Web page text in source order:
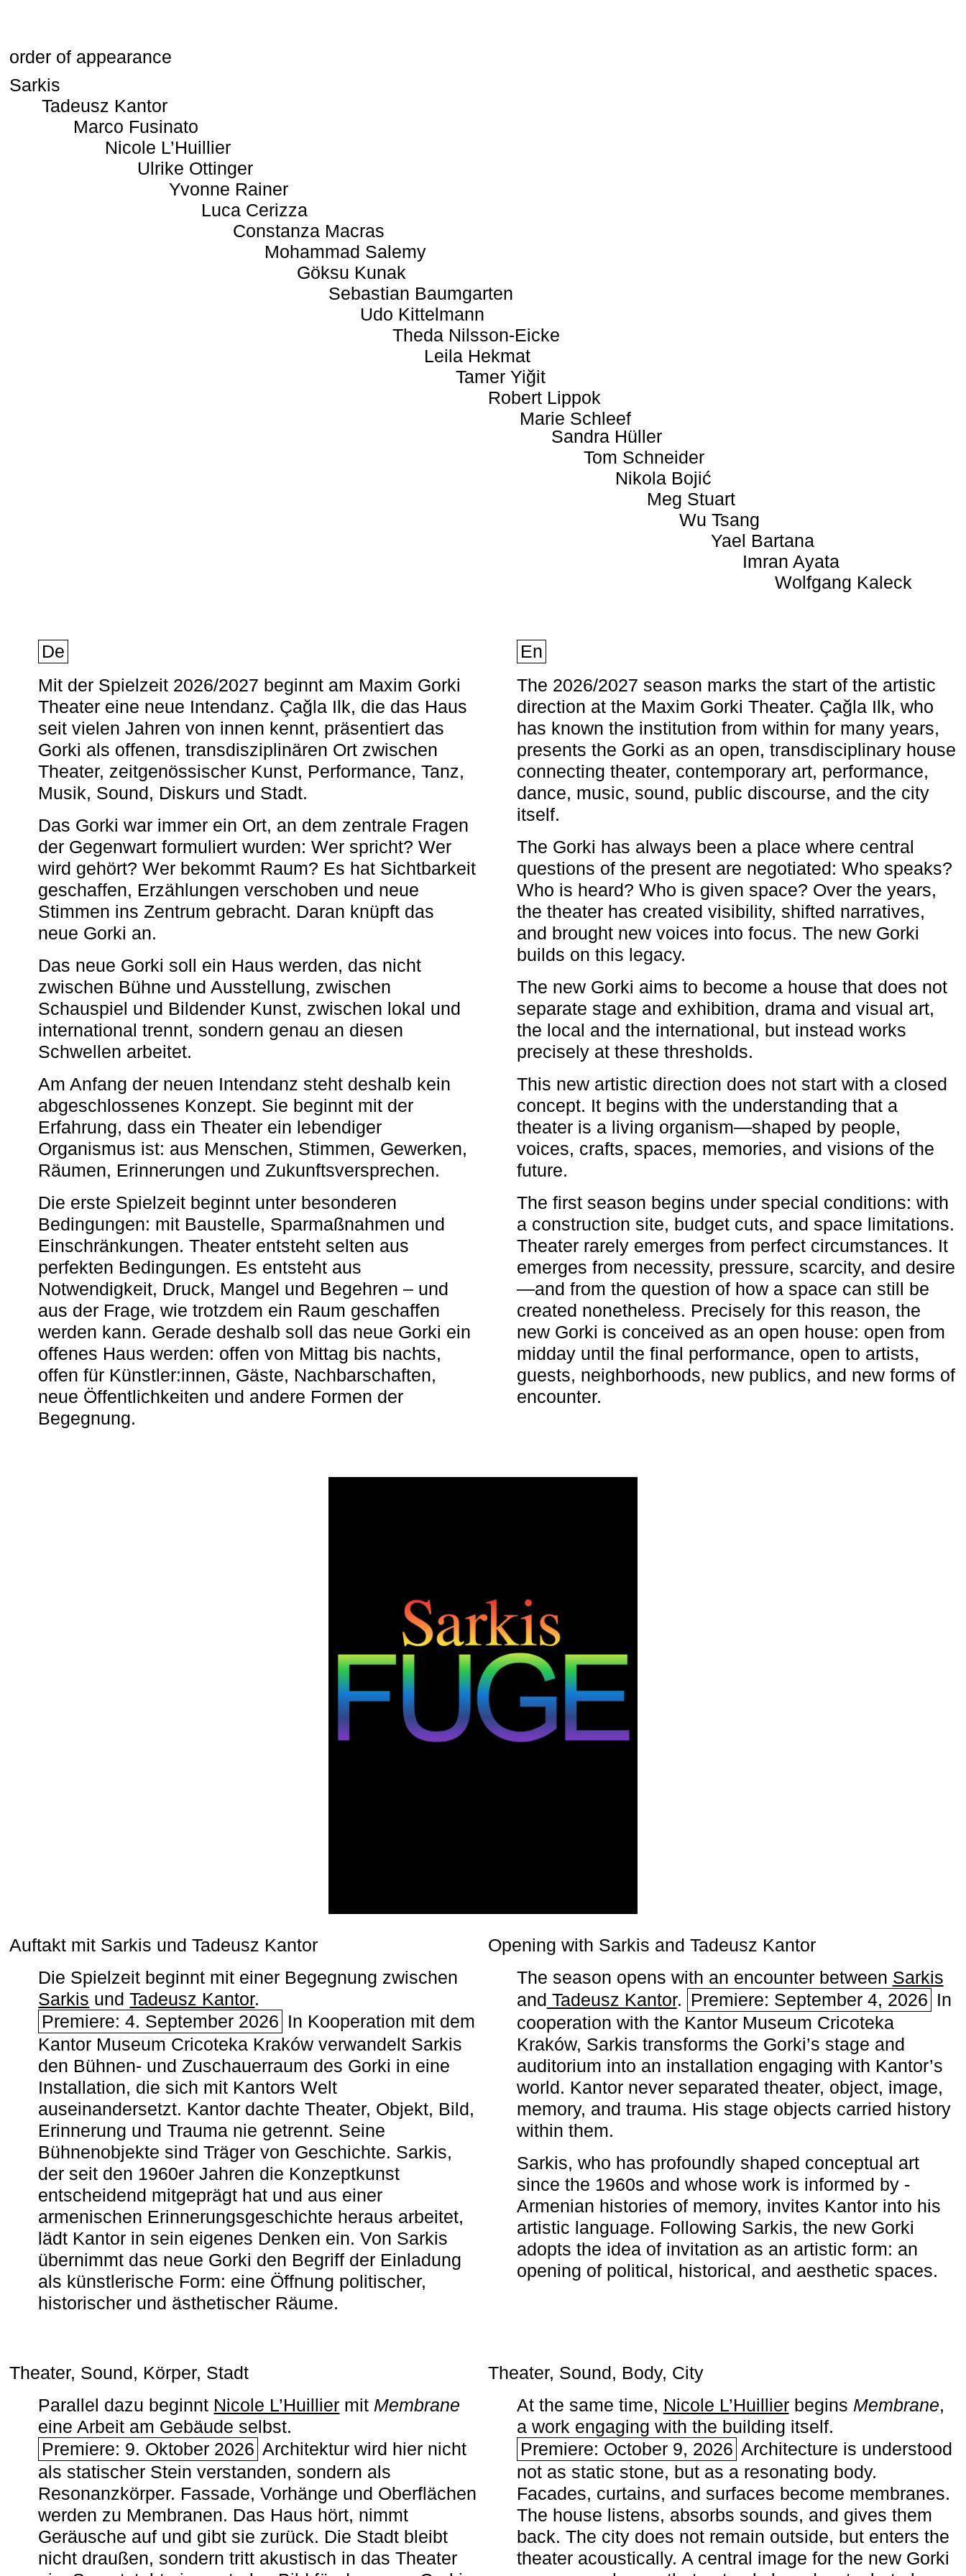
order of appearance
Sarkis
Tadeusz Kantor
Marco Fusinato
Nicole L’Huillier
Ulrike Ottinger
Yvonne Rainer
Luca Cerizza
Constanza Macras
Mohammad Salemy
Göksu Kunak
Sebastian Baumgarten
Udo Kittelmann
Theda Nilsson-Eicke
Leila Hekmat
Tamer Yiğit
Robert Lippok
Marie Schleef
Sandra Hüller
Tom Schneider
Nikola Bojić
Meg Stuart
Wu Tsang
Yael Bartana
Imran Ayata
Wolfgang Kaleck
De
Mit der Spielzeit 2026/2027 beginnt am Maxim Gorki
Theater eine neue Intendanz. Çağla Ilk, die das Haus
seit vielen Jahren von innen kennt, präsentiert das
Gorki als offenen, transdisziplinären Ort zwischen
Theater, zeitgenössischer Kunst, Performance, Tanz,
Musik, Sound, Diskurs und Stadt.
Das Gorki war immer ein Ort, an dem zentrale Fragen
der Gegenwart formuliert wurden: Wer spricht? Wer
wird gehört? Wer bekommt Raum? Es hat Sichtbarkeit
geschaffen, Erzählungen verschoben und neue
Stimmen ins Zentrum gebracht. Daran knüpft das
neue Gorki an.
Das neue Gorki soll ein Haus werden, das nicht
zwischen Bühne und Ausstellung, zwischen
Schauspiel und Bildender Kunst, zwischen lokal und
international trennt, sondern genau an diesen
Schwellen arbeitet.
Am Anfang der neuen Intendanz steht deshalb kein
abgeschlossenes Konzept. Sie beginnt mit der
Erfahrung, dass ein Theater ein lebendiger
Organismus ist: aus Menschen, Stimmen, Gewerken,
Räumen, Erinnerungen und Zukunftsversprechen.
Die erste Spielzeit beginnt unter besonderen
Bedingungen: mit Baustelle, Sparmaßnahmen und
Einschränkungen. Theater entsteht selten aus
perfekten Bedingungen. Es entsteht aus
Notwendigkeit, Druck, Mangel und Begehren – und
aus der Frage, wie trotzdem ein Raum geschaffen
werden kann. Gerade deshalb soll das neue Gorki ein
offenes Haus werden: offen von Mittag bis nachts,
offen für Künstler:innen, Gäste, Nachbarschaften,
neue Öffentlichkeiten und andere Formen der
Begegnung.
En
The 2026/2027 season marks the start of the artistic
direction at the Maxim Gorki Theater. Çağla Ilk, who
has known the institution from within for many years,
presents the Gorki as an open, transdisciplinary house
connecting theater, contemporary art, performance,
dance, music, sound, public discourse, and the city
itself.
The Gorki has always been a place where central
questions of the present are negotiated: Who speaks?
Who is heard? Who is given space? Over the years,
the theater has created visibility, shifted narratives,
and brought new voices into focus. The new Gorki
builds on this legacy.
The new Gorki aims to become a house that does not
separate stage and exhibition, drama and visual art,
the local and the international, but instead works
precisely at these thresholds.
This new artistic direction does not start with a closed
concept. It begins with the understanding that a
theater is a living organism—shaped by people,
voices, crafts, spaces, memories, and visions of the
future.
The first season begins under special conditions: with
a construction site, budget cuts, and space limitations.
Theater rarely emerges from perfect circumstances. It
emerges from necessity, pressure, scarcity, and desire
—and from the question of how a space can still be
created nonetheless. Precisely for this reason, the
new Gorki is conceived as an open house: open from
midday until the final performance, open to artists,
guests, neighborhoods, new publics, and new forms of
encounter.
Auftakt mit Sarkis und Tadeusz Kantor
Die Spielzeit beginnt mit einer Begegnung zwischen
Sarkis undTadeusz Kantor.
Premiere: 4. September 2026 In Kooperation mit dem
Kantor Museum Cricoteka Kraków verwandelt Sarkis
den Bühnen- und Zuschauerraum des Gorki in eine
Installation, die sich mit Kantors Welt
auseinandersetzt. Kantor dachte Theater, Objekt, Bild,
Erinnerung und Trauma nie getrennt. Seine
Bühnenobjekte sind Träger von Geschichte. Sarkis,
der seit den 1960er Jahren die Konzeptkunst
entscheidend mitgeprägt hat und aus einer
armenischen ­Erinnerungsgeschichte heraus arbeitet,
lädt Kantor in sein eigenes Denken ein. Von Sarkis
übernimmt das neue Gorki den Begriff der Einladung
als künstlerische Form: eine Öffnung politischer,
historischer und ästhetischer Räume.
Opening with Sarkis and Tadeusz Kantor
The season opens with an encounter between Sarkis
and Tadeusz Kantor. Premiere: September 4, 2026 In
cooperation with the ­Kantor Museum Cricoteka
Kraków, Sarkis transforms the Gorki’s stage and
auditorium into an installation engaging with Kantor’s
world. Kantor never separated theater, object, image,
memory, and trauma. His stage objects carried history
within them.
Sarkis, who has profoundly shaped conceptual art
since the 1960s and whose work is informed by ­
Armenian histories of memory, invites Kantor into his
artistic language. Following Sarkis, the new Gorki
adopts the idea of invitation as an artistic form: an
opening of political, historical, and aesthetic spaces.
Theater, Sound, Körper, Stadt
Parallel dazu beginnt Nicole L’Huillier mit ­ Membrane
eine Arbeit am Gebäude selbst.
Premiere: 9. Oktober 2026 Architektur wird hier nicht
als statischer Stein verstanden, sondern als
Resonanzkörper. Fassade, Vorhänge und Oberflächen
werden zu Membranen. Das Haus hört, nimmt
Geräusche auf und gibt sie zurück. Die Stadt bleibt
nicht draußen, sondern tritt akustisch in das Theater
Theater, Sound, Body, City
At the same time, Nicole L’Huillierbegins ­ Membrane,
a work engaging with the building itself.
Premiere: October 9, 2026 Architecture is understood
not as static stone, but as a resonating body.
Facades, curtains, and surfaces become membranes.
The house listens, absorbs sounds, and gives them
back. The city does not remain outside, but enters the
theater acoustically. A central image for the new Gorki